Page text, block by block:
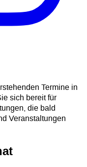
Termine in
sich bereit für
die bald
Veranstaltungen